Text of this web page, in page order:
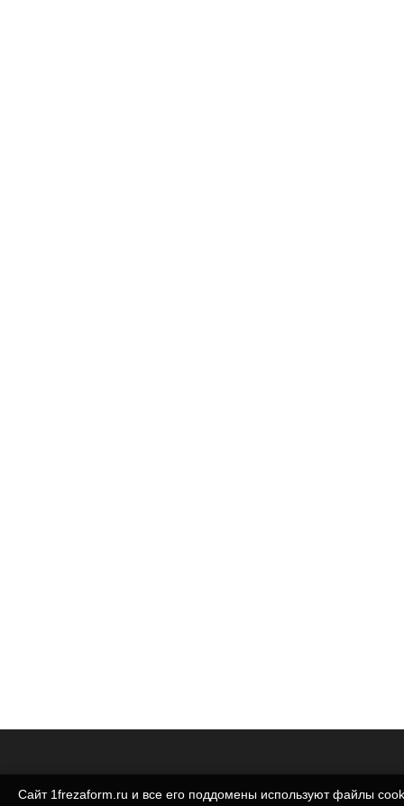
Сайт 1frezaform.ru и все его поддомены используют файлы